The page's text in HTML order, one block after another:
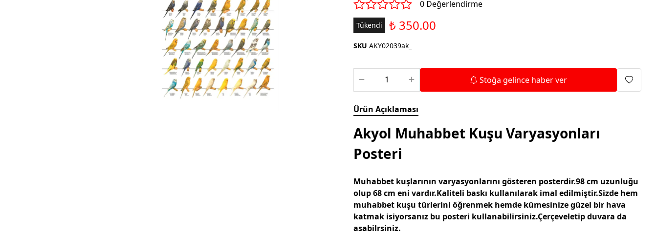
Saka ve Doğa Kuşu
Yemleri
Güvercin Yemleri
Kumlar
Mamalar
Krakerler
Kalamar Kemiği ve Gaga
Taşları
Aparatları
Kuş Renk Boyaları
Isıtma Makineleri
0 Değerlendirme
Tükendi ₺ 350.00
SKU AKY02039ak_
Stoğa gelince haber ver
Ürün Açıklaması
Akyol Muhabbet Kuşu Varyasyonları
Posteri
Muhabbet kuşlarının varyasyonlarını gösteren posterdir.98 cm uzunluğu
olup 68 cm eni vardır.Kaliteli baskı kullanılarak imal edilmiştir.Sizde hem
muhabbet kuşu türlerini öğrenmek hemde kümesinize güzel bir hava
katmak isiyorsanız bu posteri kullanabilirsiniz.Çerçeveletip duvara da
asabilrsiniz.